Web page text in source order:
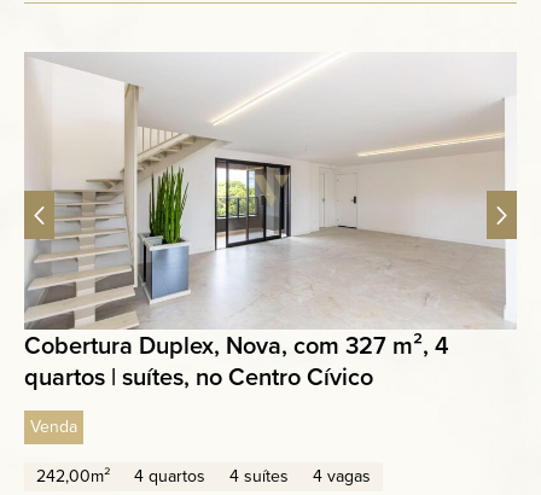
Cobertura Duplex, Nova, com 327 m², 4
quartos | suítes, no Centro Cívico
Venda
242,00m²
4 quartos 4 suítes 4 vagas